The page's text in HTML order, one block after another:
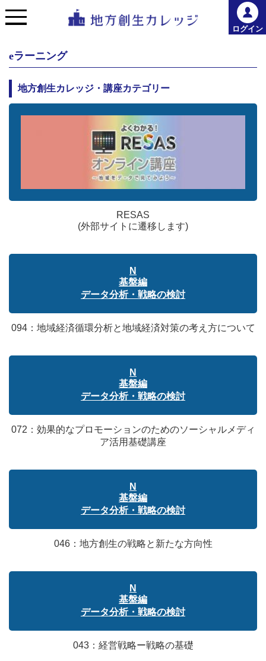
ログイン
eラーニング
地方創生カレッジ・講座カテゴリー
RESAS
(外部サイトに遷移します)
N
基盤編
データ分析・戦略の検討
094：地域経済循環分析と地域経済対策の考え方について
N
基盤編
データ分析・戦略の検討
072：効果的なプロモーションのためのソーシャルメディ
ア活用基礎講座
N
基盤編
データ分析・戦略の検討
046：地方創生の戦略と新たな方向性
N
基盤編
データ分析・戦略の検討
043：経営戦略ー戦略の基礎